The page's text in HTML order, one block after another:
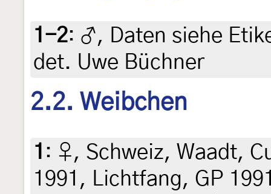
1-2: ♂, Daten siehe
det. Uwe Büchner
2.2. Weibchen
1 : ♀, Schweiz, Waadt,
1991, Lichtfang, GP